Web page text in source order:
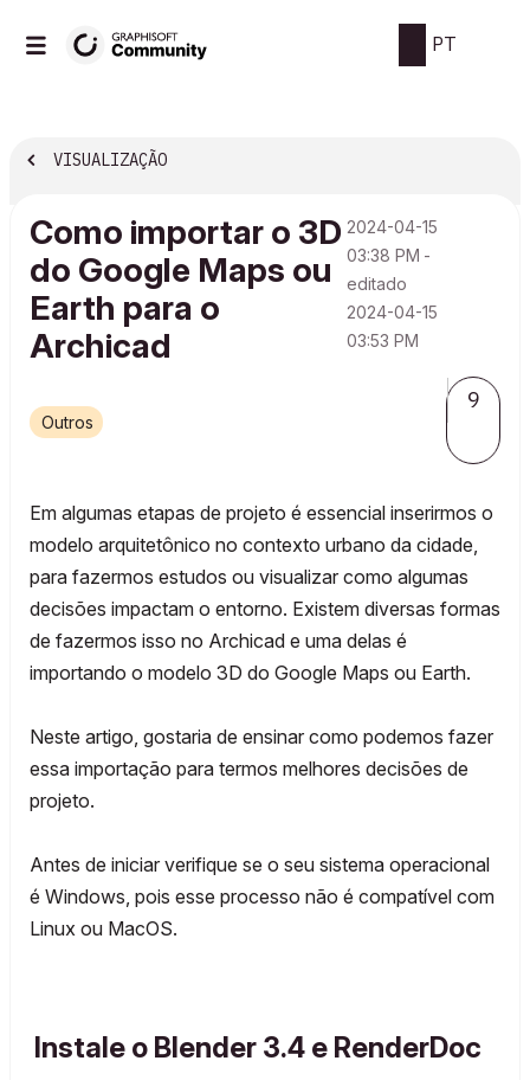
PT
VISUALIZAÇÃO
Como importar o 3D
do Google Maps ou
Earth para o
Archicad
‎2024-04-15
03:38 PM -
editado
‎2024-04-15
03:53 PM
Outros
9
Em algumas etapas de projeto é essencial inserirmos o
modelo arquitetônico no contexto urbano da cidade,
para fazermos estudos ou visualizar como algumas
decisões impactam o entorno. Existem diversas formas
de fazermos isso no Archicad e uma delas é
importando o modelo 3D do Google Maps ou Earth.
Neste artigo, gostaria de ensinar como podemos fazer
essa importação para termos melhores decisões de
projeto.
Antes de iniciar verifique se o seu sistema operacional
é Windows, pois esse processo não é compatível com
Linux ou MacOS.
Instale o Blender 3.4 e RenderDoc